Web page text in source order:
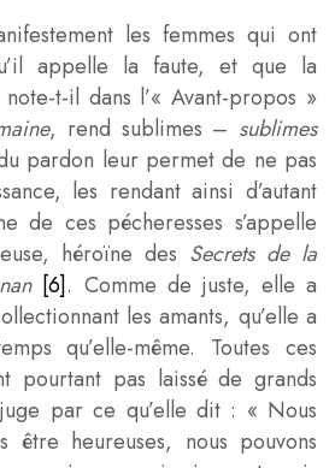
les femmes qui ont
appelle la faute, et que la
t-il dans l’« Avant-propos »
, rend sublimes – sublimes
pardon leur permet de ne pas
les rendant ainsi d’autant
de ces pécheresses s’appelle
héroïne des Secrets de la
[6]. Comme de juste, elle a
les amants, qu’elle a
qu’elle-même. Toutes ces
pourtant pas laissé de grands
par ce qu’elle dit : « Nous
être heureuses, nous pouvons